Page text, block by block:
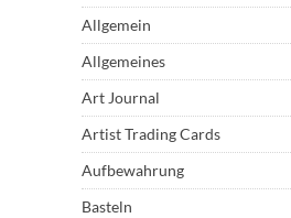
Allgemein
Allgemeines
Art Journal
Artist Trading Cards
Aufbewahrung
Basteln